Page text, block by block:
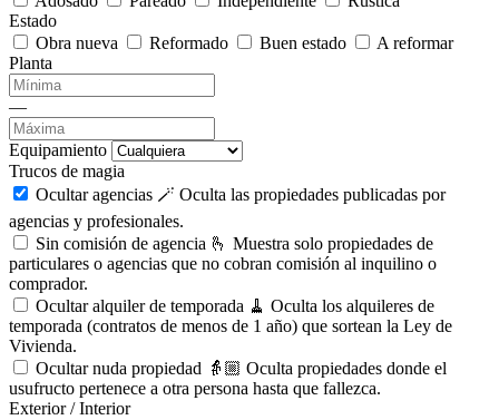
Estado
Obra nueva
Reformado Buen estado
A reformar
Planta
—
Equipamiento
Trucos de magia
Ocultar agencias 🪄 Oculta las propiedades publicadas por
agencias y profesionales.
Sin comisión de agencia 🫰 Muestra solo propiedades de
particulares o agencias que no cobran comisión al inquilino o
comprador.
Ocultar alquiler de temporada 🧹 Oculta los alquileres de
temporada (contratos de menos de 1 año) que sortean la Ley de
Vivienda.
Ocultar nuda propiedad 👵🏼 Oculta propiedades donde el
usufructo pertenece a otra persona hasta que fallezca.
Exterior / Interior